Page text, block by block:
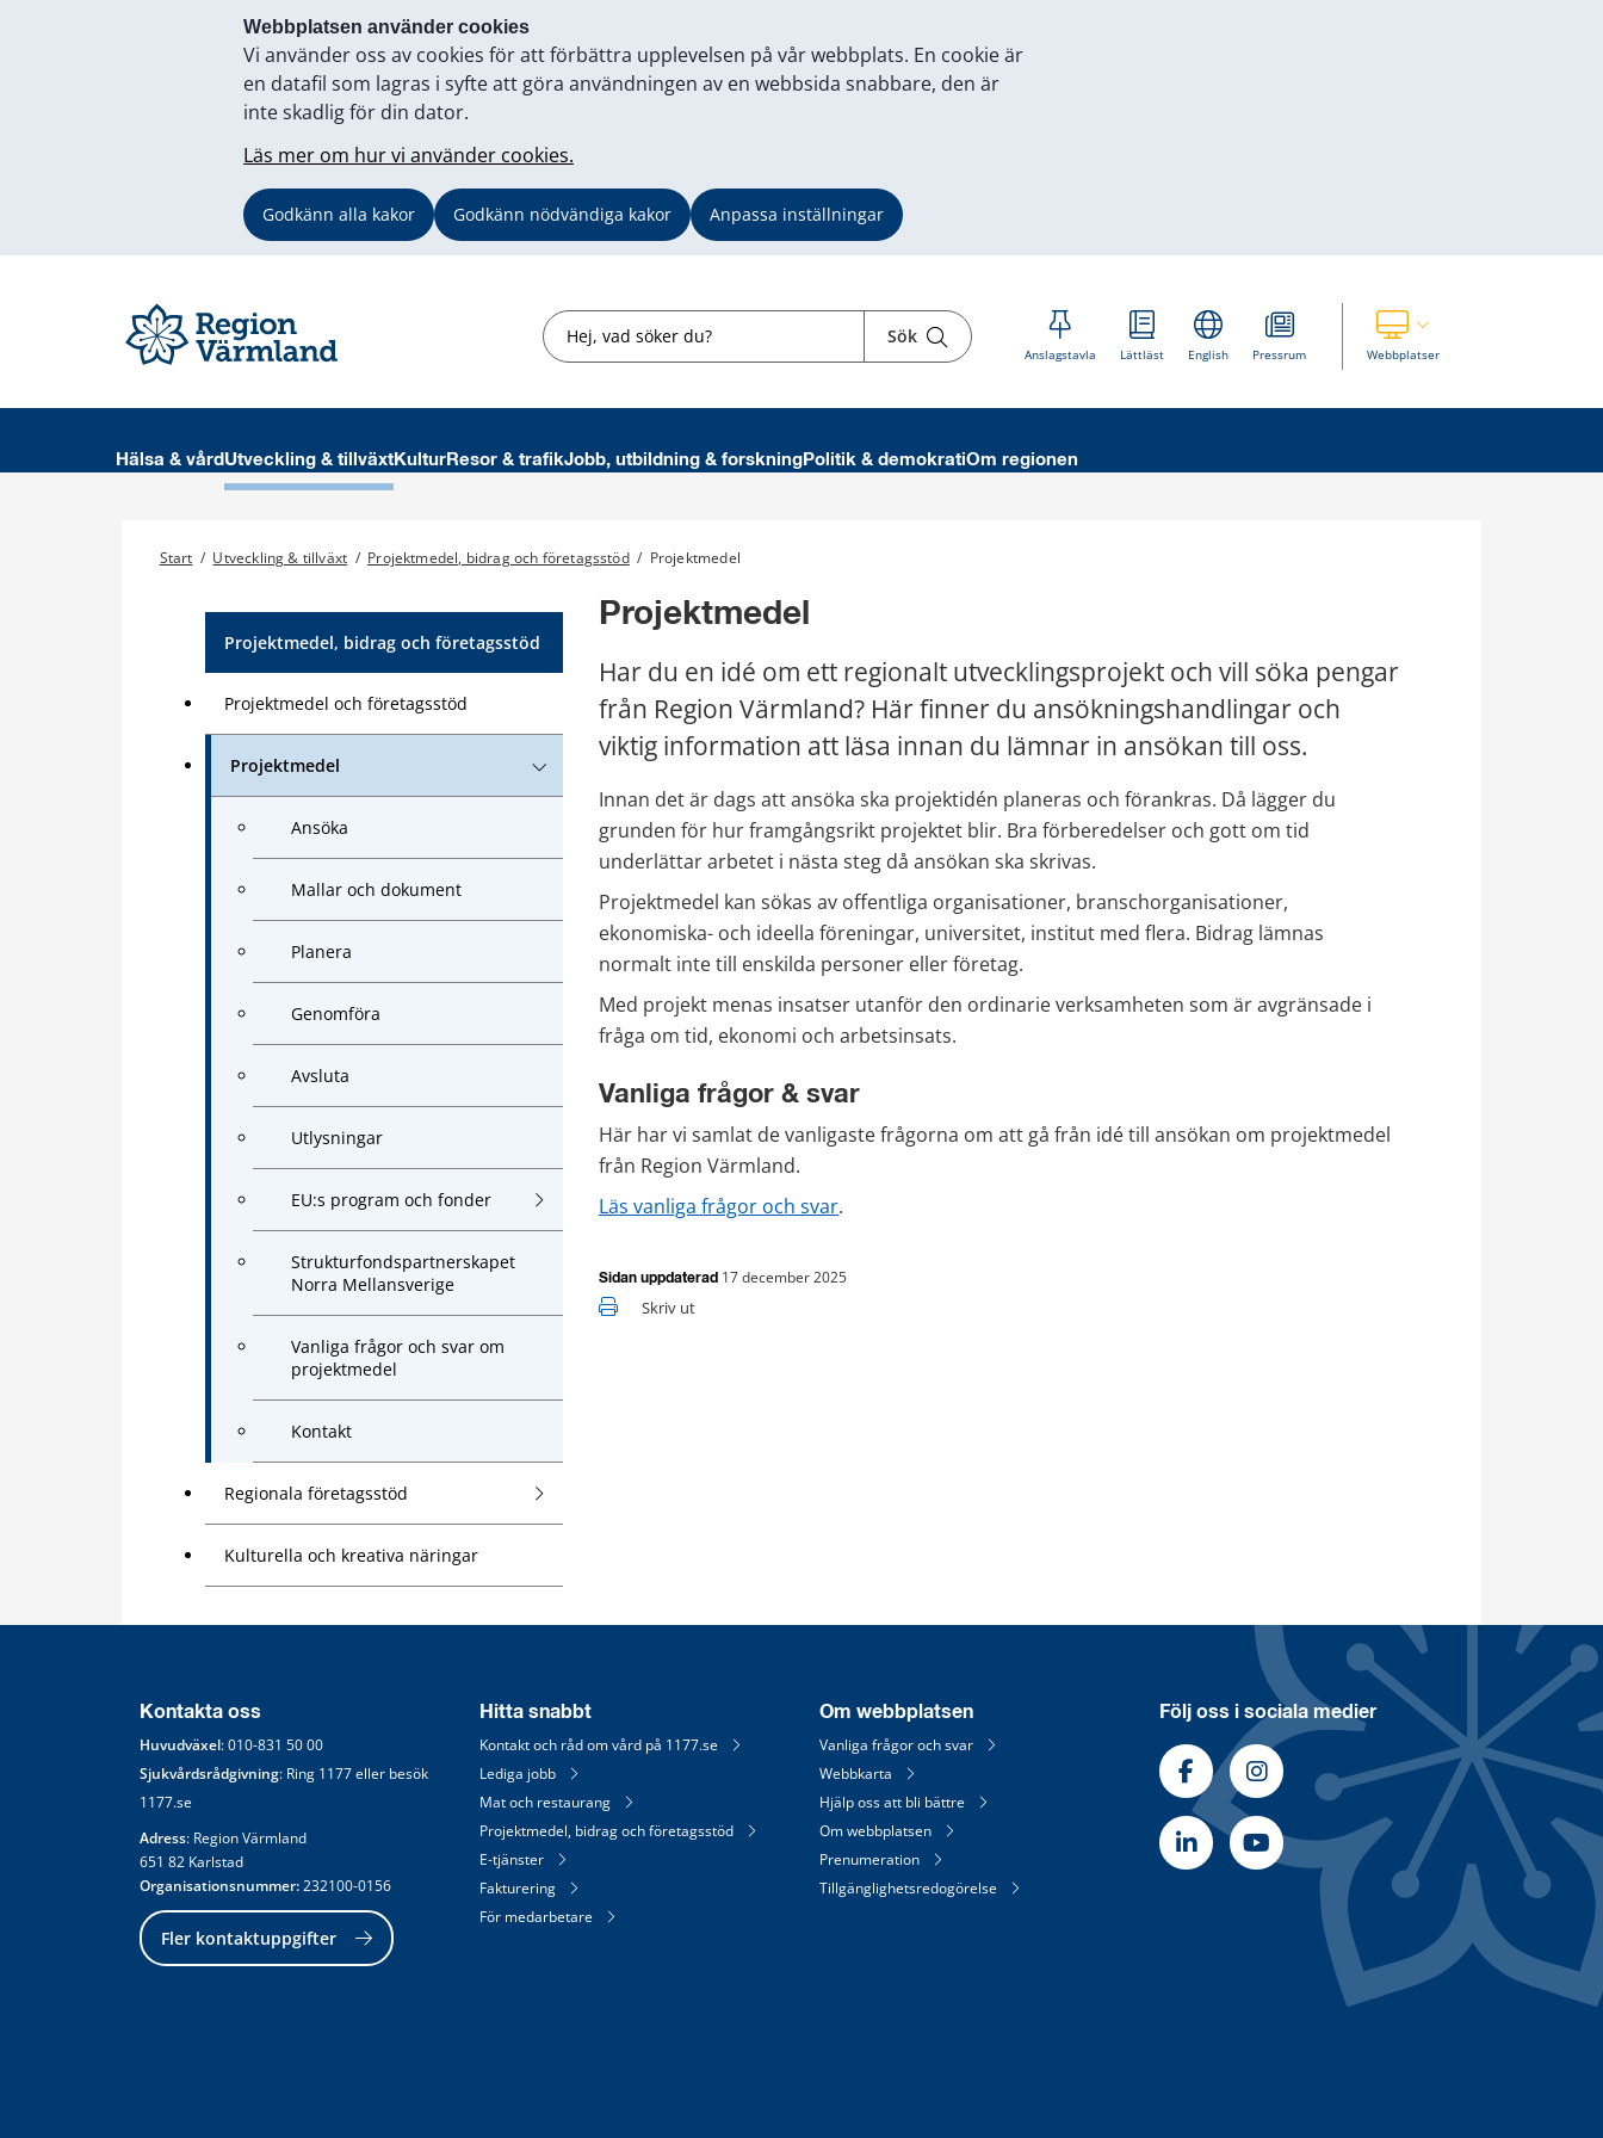
Webbplatsen använder cookies
Vi använder oss av cookies för att förbättra upplevelsen på vår webbplats. En cookie är
en datafil som lagras i syfte att göra användningen av en webbsida snabbare, den är
inte skadlig för din dator.
Läs mer om hur vi använder cookies.
Godkänn alla kakor Godkänn nödvändiga kakor Anpassa inställningar
Sök Sök
Anslagstavla Lättläst English Pressrum WebbplatserVisa våra andra webbplatser
Hälsa & vård Utveckling & tillväxtKulturResor & trafikJobb, utbildning & forskningPolitik & demokratiOm regionen
Start / Utveckling & tillväxt / Projektmedel, bidrag och företagsstöd / Projektmedel
Projektmedel, bidrag och företagsstöd
Projektmedel och företagsstöd
Projektmedel
Ansöka
Mallar och dokument
Planera
Genomföra
Avsluta
Utlysningar
EU:s program och fonder
Strukturfondspartnerskapet
Norra Mellansverige
Vanliga frågor och svar om
projektmedel
Kontakt
Regionala företagsstöd
Kulturella och kreativa näringar
Projektmedel
Har du en idé om ett regionalt utvecklingsprojekt och vill söka pengar
från Region Värmland? Här finner du ansökningshandlingar och
viktig information att läsa innan du lämnar in ansökan till oss.
Innan det är dags att ansöka ska projektidén planeras och förankras. Då lägger du
grunden för hur framgångsrikt projektet blir. Bra förberedelser och gott om tid
underlättar arbetet i nästa steg då ansökan ska skrivas.
Projektmedel kan sökas av offentliga organisationer, branschorganisationer,
ekonomiska- och ideella föreningar, universitet, institut med flera. Bidrag lämnas
normalt inte till enskilda personer eller företag.
Med projekt menas insatser utanför den ordinarie verksamheten som är avgränsade i
fråga om tid, ekonomi och arbetsinsats.
Vanliga frågor & svar
Här har vi samlat de vanligaste frågorna om att gå från idé till ansökan om projektmedel
från Region Värmland.
Läs vanliga frågor och svar.
Sidan uppdaterad 17 december 2025
Skriv ut
Kontakta oss
Huvudväxel: 010-831 50 00
Sjukvårdsrådgivning: Ring 1177 eller besök
1177.se
Adress: Region Värmland
651 82 Karlstad
Organisationsnummer: 232100-0156
Fler kontaktuppgifter
Hitta snabbt
Kontakt och råd om vård på 1177.se
Lediga jobb
Mat och restaurang
Projektmedel, bidrag och företagsstöd
E-tjänster
Fakturering
För medarbetare
Om webbplatsen
Vanliga frågor och svar
Webbkarta
Hjälp oss att bli bättre
Om webbplatsen
Prenumeration
Tillgänglighetsredogörelse
Följ oss i sociala medier